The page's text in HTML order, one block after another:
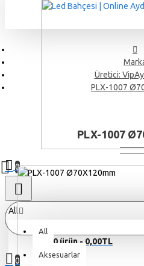
0
All
All
Aksesuarlar
0 ürün - 0,00TL
0
Üretici:
PLX-1007
PLX-1007